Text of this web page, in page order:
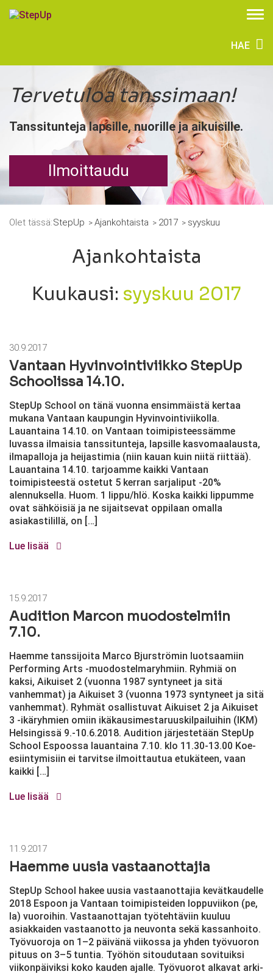
HAE
Tervetuloa tanssimaan!
Tanssitunteja lapsille, nuorille ja aikuisille.
Ilmoittaudu
Olet tässä:StepUp Ajankohtaista 2017 syyskuu
Ajankohtaista
Kuukausi: syyskuu 2017
30.9.2017
Vantaan Hyvinvointiviikko StepUp
Schoolissa 14.10.
StepUp School on tänä vuonna ensimmäistä kertaa
mukana Vantaan kaupungin Hyvinvointiviikolla.
Lauantaina 14.10. on Vantaan toimipisteessämme
luvassa ilmaisia tanssitunteja, lapsille kasvomaalausta,
ilmapalloja ja heijastimia (niin kauan kuin niitä riittää).
Lauantaina 14.10. tarjoamme kaikki Vantaan
toimipisteestä ostetut 5 kerran sarjaliput -20%
alennuksella. Huom. 1 lippu/hlö. Koska kaikki lippumme
ovat sähköisiä ja ne sijaitsevat oppilaan omalla
asiakastilillä, on […]
Lue lisää
15.9.2017
Audition Marcon muodostelmiin
7.10.
Haemme tanssijoita Marco Bjurströmin luotsaamiin
Performing Arts -muodostelmaryhmiin. Ryhmiä on
kaksi, Aikuiset 2 (vuonna 1987 syntyneet ja sitä
vanhemmat) ja Aikuiset 3 (vuonna 1973 syntyneet ja sitä
vanhemmat). Ryhmät osallistuvat Aikuiset 2 ja Aikuiset
3 -ikäryhmien omiin ikäkausimestaruuskilpailuihin (IKM)
Helsingissä 9.-10.6.2018. Audition järjestetään StepUp
School Espoossa lauantaina 7.10. klo 11.30-13.00 Koe-
esiintymisiin ei tarvitse ilmoittautua etukäteen, vaan
kaikki […]
Lue lisää
11.9.2017
Haemme uusia vastaanottajia
StepUp School hakee uusia vastaanottajia kevätkaudelle
2018 Espoon ja Vantaan toimipisteiden loppuviikon (pe,
la) vuoroihin. Vastaanottajan työtehtäviin kuuluu
asiakkaiden vastaanotto ja neuvonta sekä kassanhoito.
Työvuoroja on 1–2 päivänä viikossa ja yhden työvuoron
pituus on 3–5 tuntia. Työhön sitoudutaan sovituiksi
viikonpäiviksi koko kauden ajalle. Työvuorot alkavat arki-